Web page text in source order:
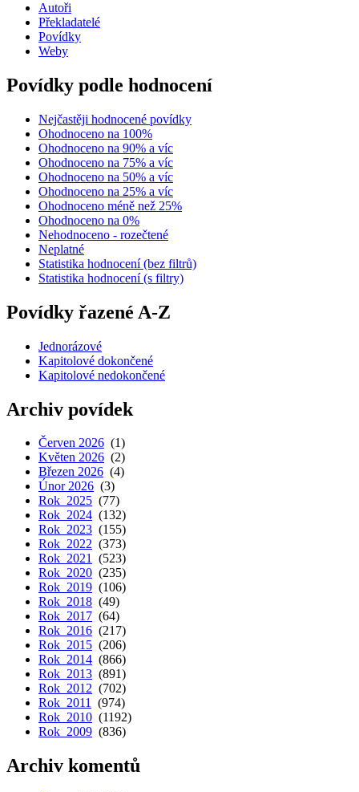
Autoři
Překladatelé
Povídky
Weby
Povídky podle hodnocení
Nejčastěji hodnocené povídky
Ohodnoceno na 100%
Ohodnoceno na 90% a víc
Ohodnoceno na 75% a víc
Ohodnoceno na 50% a víc
Ohodnoceno na 25% a víc
Ohodnoceno méně než 25%
Ohodnoceno na 0%
Nehodnoceno - rozečtené
Neplatné
Statistika hodnocení (bez filtrů)
Statistika hodnocení (s filtry)
Povídky řazené A-Z
Jednorázové
Kapitolové dokončené
Kapitolové nedokončené
Archiv povídek
Červen 2026 (1)
Květen 2026 (2)
Březen 2026 (4)
Únor 2026 (3)
Rok 2025 (77)
Rok 2024 (132)
Rok 2023 (155)
Rok 2022 (373)
Rok 2021 (523)
Rok 2020 (235)
Rok 2019 (106)
Rok 2018 (49)
Rok 2017 (64)
Rok 2016 (217)
Rok 2015 (206)
Rok 2014 (866)
Rok 2013 (891)
Rok 2012 (702)
Rok 2011 (974)
Rok 2010 (1192)
Rok 2009 (836)
Archiv komentů